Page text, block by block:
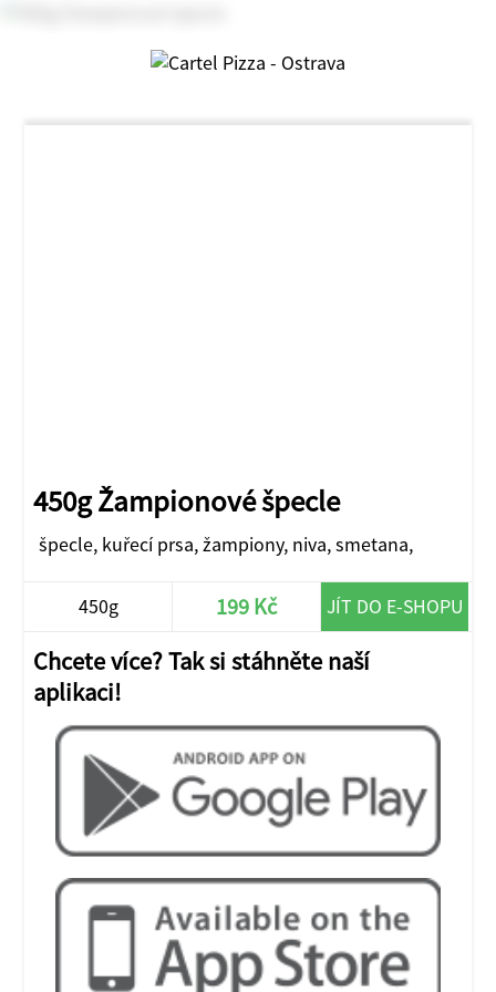
450g Žampionové špecle
špecle, kuřecí prsa, žampiony, niva, smetana,
450g 199 Kč JÍT DO E-SHOPU
Chcete více? Tak si stáhněte naší
aplikaci!